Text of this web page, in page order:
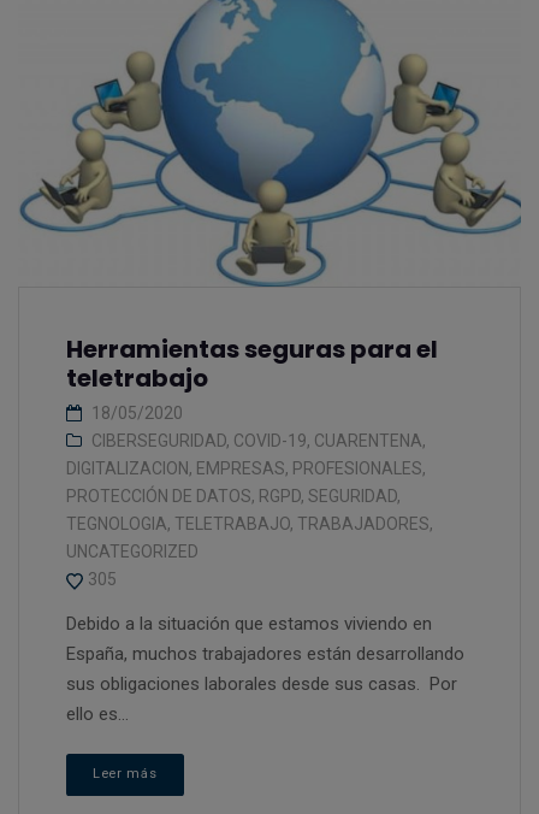
Herramientas seguras para el
teletrabajo
18/05/2020
CIBERSEGURIDAD, COVID-19, CUARENTENA,
DIGITALIZACION, EMPRESAS, PROFESIONALES,
PROTECCIÓN DE DATOS, RGPD, SEGURIDAD,
TEGNOLOGIA, TELETRABAJO, TRABAJADORES,
UNCATEGORIZED
305
Debido a la situación que estamos viviendo en
España, muchos trabajadores están desarrollando
sus obligaciones laborales desde sus casas. Por
ello es...
Leer más